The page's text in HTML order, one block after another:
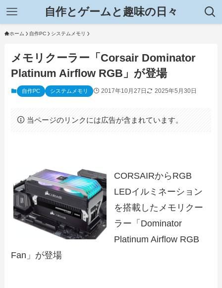
自作とゲームと趣味の日々
ホーム 自作PC システムメモリ
メモリクーラー「Corsair Dominator
Platinum Airflow RGB」が登場
自作PC システムメモリ 2017年10月27日 2025年5月30日
当ページのリンクには広告が含まれています。
CORSAIRからRGB
LEDイルミネーション
を搭載したメモリクー
ラー「Dominator
Platinum Airflow RGB
Fan」が登場